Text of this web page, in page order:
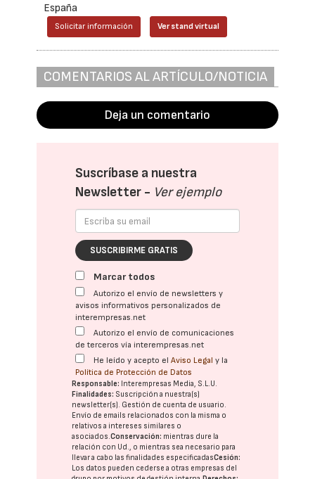
España
Solicitar información Ver stand virtual
COMENTARIOS AL ARTÍCULO/NOTICIA
Deja un comentario
Suscríbase a nuestra
Newsletter - Ver ejemplo
SUSCRIBIRME GRATIS
Marcar todos
Autorizo el envío de newsletters y
avisos informativos personalizados de
interempresas.net
Autorizo el envío de comunicaciones
de terceros vía interempresas.net
He leído y acepto elAviso Legal y la
Política de Protección de Datos
Responsable: Interempresas Media, S.L.U.
Finalidades: Suscripción a nuestra(s)
newsletter(s). Gestión de cuenta de usuario.
Envío de emails relacionados con la misma o
relativos a intereses similares o
asociados.Conservación: mientras dure la
relación con Ud., o mientras sea necesario para
llevar a cabo las finalidades especificadasCesión:
Los datos pueden cederse a otras empresas del